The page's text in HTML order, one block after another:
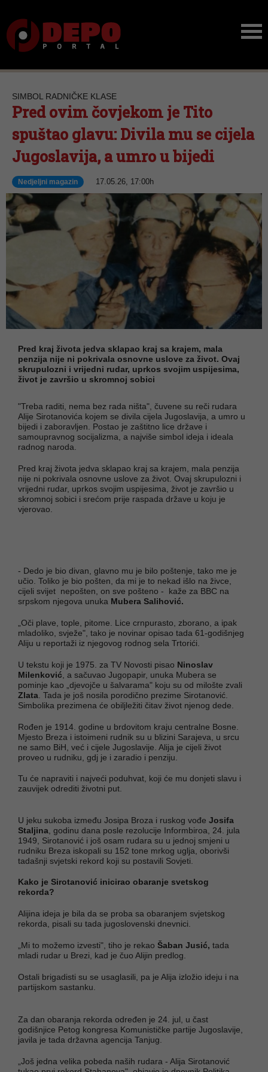
SIMBOL RADNIČKE KLASE
Pred ovim čovjekom je Tito
spuštao glavu: Divila mu se cijela
Jugoslavija, a umro u bijedi
Nedjeljni magazin 17.05.26, 17:00h
Pred kraj života jedva sklapao kraj sa krajem, mala
penzija nije ni pokrivala osnovne uslove za život. Ovaj
skrupulozni i vrijedni rudar, uprkos svojim uspijesima,
život je završio u skromnoj sobici
"Treba raditi, nema bez rada ništa", čuvene su reči rudara
Alije Sirotanovića kojem se divila cijela Jugoslavija, a umro u
bijedi i zaboravljen. Postao je zaštitno lice države i
samoupravnog socijalizma, a najviše simbol ideja i ideala
radnog naroda.
Pred kraj života jedva sklapao kraj sa krajem, mala penzija
nije ni pokrivala osnovne uslove za život. Ovaj skrupulozni i
vrijedni rudar, uprkos svojim uspijesima, život je završio u
skromnoj sobici i srećom prije raspada države u koju je
vjerovao.
- Dedo je bio divan, glavno mu je bilo poštenje, tako me je
učio. Toliko je bio pošten, da mi je to nekad išlo na živce,
cijeli svijet nepošten, on sve pošteno - kaže za BBC na
srpskom njegova unuka Mubera Salihović.
„Oči plave, tople, pitome. Lice crnpurasto, zborano, a ipak
mladoliko, svježe", tako je novinar opisao tada 61-godišnjeg
Aliju u reportaži iz njegovog rodnog sela Trtorići.
U tekstu koji je 1975. za TV Novosti pisao Ninoslav
Milenković , a sačuvao Jugopapir, unuka Mubera se
pominje kao „djevojče u šalvarama" koju su od milošte zvali
Zlata . Tada je još nosila porodično prezime Sirotanović.
Simbolika prezimena će obiljležiti čitav život njenog dede.
Rođen je 1914. godine u brdovitom kraju centralne Bosne.
Mjesto Breza i istoimeni rudnik su u blizini Sarajeva, u srcu
ne samo BiH, već i cijele Jugoslavije. Alija je cijeli život
proveo u rudniku, gdj je i zaradio i penziju.
Tu će napraviti i najveći poduhvat, koji će mu donjeti slavu i
zauvijek odrediti životni put.
U jeku sukoba između Josipa Broza i ruskog vođe Josifa
Staljina , godinu dana posle rezolucije Informbiroa, 24. jula
1949, Sirotanović i još osam rudara su u jednoj smjeni u
rudniku Breza iskopali su 152 tone mrkog uglja, oborivši
tadašnji svjetski rekord koji su postavili Sovjeti.
Kako je Sirotanović inicirao obaranje svetskog
rekorda?
Alijina ideja je bila da se proba sa obaranjem svjetskog
rekorda, pisali su tada jugoslovenski dnevnici.
„Mi to možemo izvesti", tiho je rekao Šaban Jusić, tada
mladi rudar u Brezi, kad je čuo Alijin predlog.
Ostali brigadisti su se usaglasili, pa je Alija izložio ideju i na
partijskom sastanku.
Za dan obaranja rekorda određen je 24. jul, u čast
godišnjice Petog kongresa Komunističke partije Jugoslavije,
javila je tada državna agencija Tanjug.
„Još jedna velika pobeda naših rudara - Alija Sirotanović